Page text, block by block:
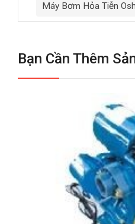
Máy Bơm Hỏa Tiễn
Bạn Cần Thêm